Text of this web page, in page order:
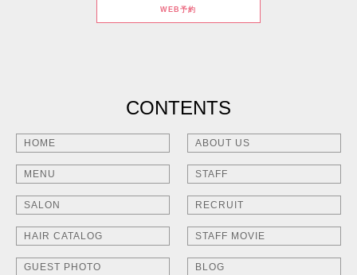
WEB予約
CONTENTS
HOME ABOUT US
MENU STAFF
SALON RECRUIT
HAIR CATALOG STAFF MOVIE
GUEST PHOTO BLOG